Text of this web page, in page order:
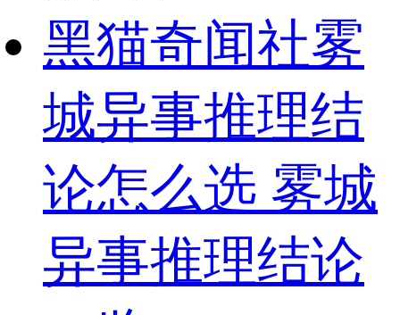
黑猫奇闻社雾
城异事推理结
论怎么选 雾城
异事推理结论